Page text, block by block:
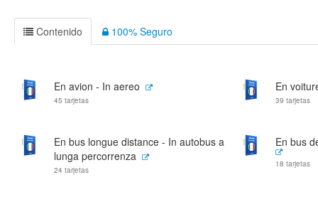
Contenido 100% Seguro
En avion - In aereo
45 tarjetas
En
39 tarjetas
En bus longue distance - In autobus a
lunga percorrenza
24 tarjetas
En bus
18 tarjetas